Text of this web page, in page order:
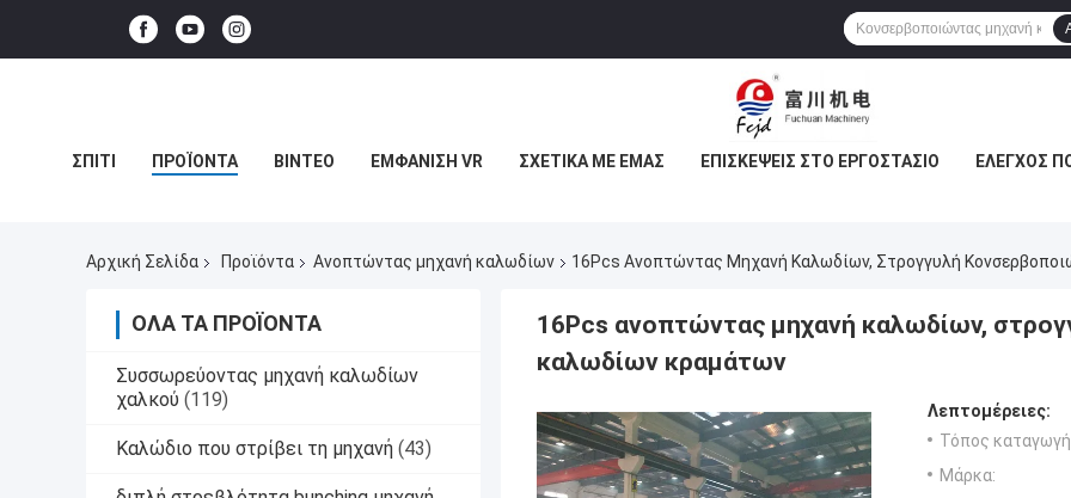
ΣΠΊΤΙ ΠΡΟΪΌΝΤΑ ΒΊΝΤΕΟ ΕΜΦΆΝΙΣΗ VR ΣΧΕΤΙΚΆ ΜΕ ΕΜΆΣ ΕΠΙΣΚΈΨΕΙΣ ΣΤΟ ΕΡΓΟΣΤΆΣΙΟ ΈΛΕΓΧΟΣ
Αρχική Σελίδα Προϊόντα Ανοπτώντας μηχανή καλωδίων 16Pcs Ανοπτώντας Μηχανή Καλωδίων, Στρογγυλή
ΌΛΑ ΤΑ ΠΡΟΪΌΝΤΑ
Συσσωρεύοντας μηχανή καλωδίων
χαλκού (119)
Καλώδιο που στρίβει τη μηχανή (43)
16Pcs ανοπτώντας μηχανή καλωδίων,
καλωδίων κραμάτων
Λεπτομέρειες:
Τόπος
Μάρκα: